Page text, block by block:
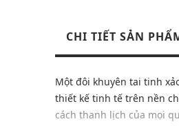
CHI TIẾT SẢN
Một đôi khuyên tai tinh
thiết kế tinh tế trên nền
cách thanh lịch của mọi